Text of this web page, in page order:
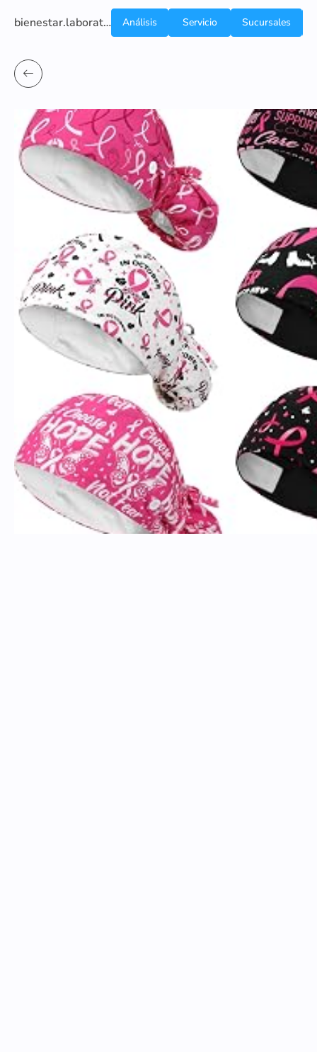
bienestar.laboratoriocliniconsb.com
Análisis
Servicio
Sucursales